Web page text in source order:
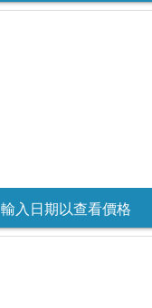
輸入日期以查看價格